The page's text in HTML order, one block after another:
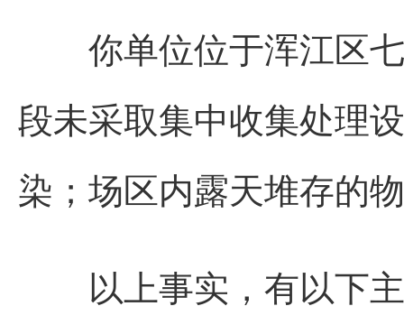
你单位位于浑江区七
段未采取集中收集处理
染；场区内露天堆存的
以上事实，有以下主